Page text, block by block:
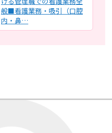
般■看護業務・吸引（口腔
内・鼻…